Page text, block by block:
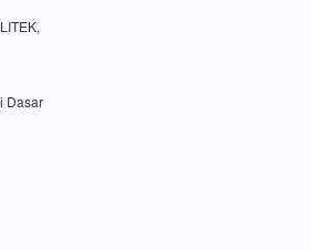
Dasar